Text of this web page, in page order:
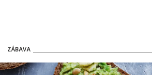
ZÁBAVA